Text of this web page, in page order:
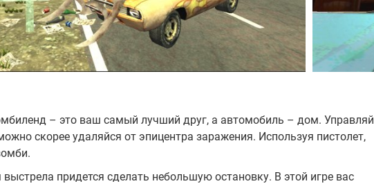
– это ваш самый лучший друг, а автомобиль – дом. Управляй
скорее удаляйся от эпицентра заражения. Используя пистолет,
придется сделать небольшую остановку. В этой игре вас